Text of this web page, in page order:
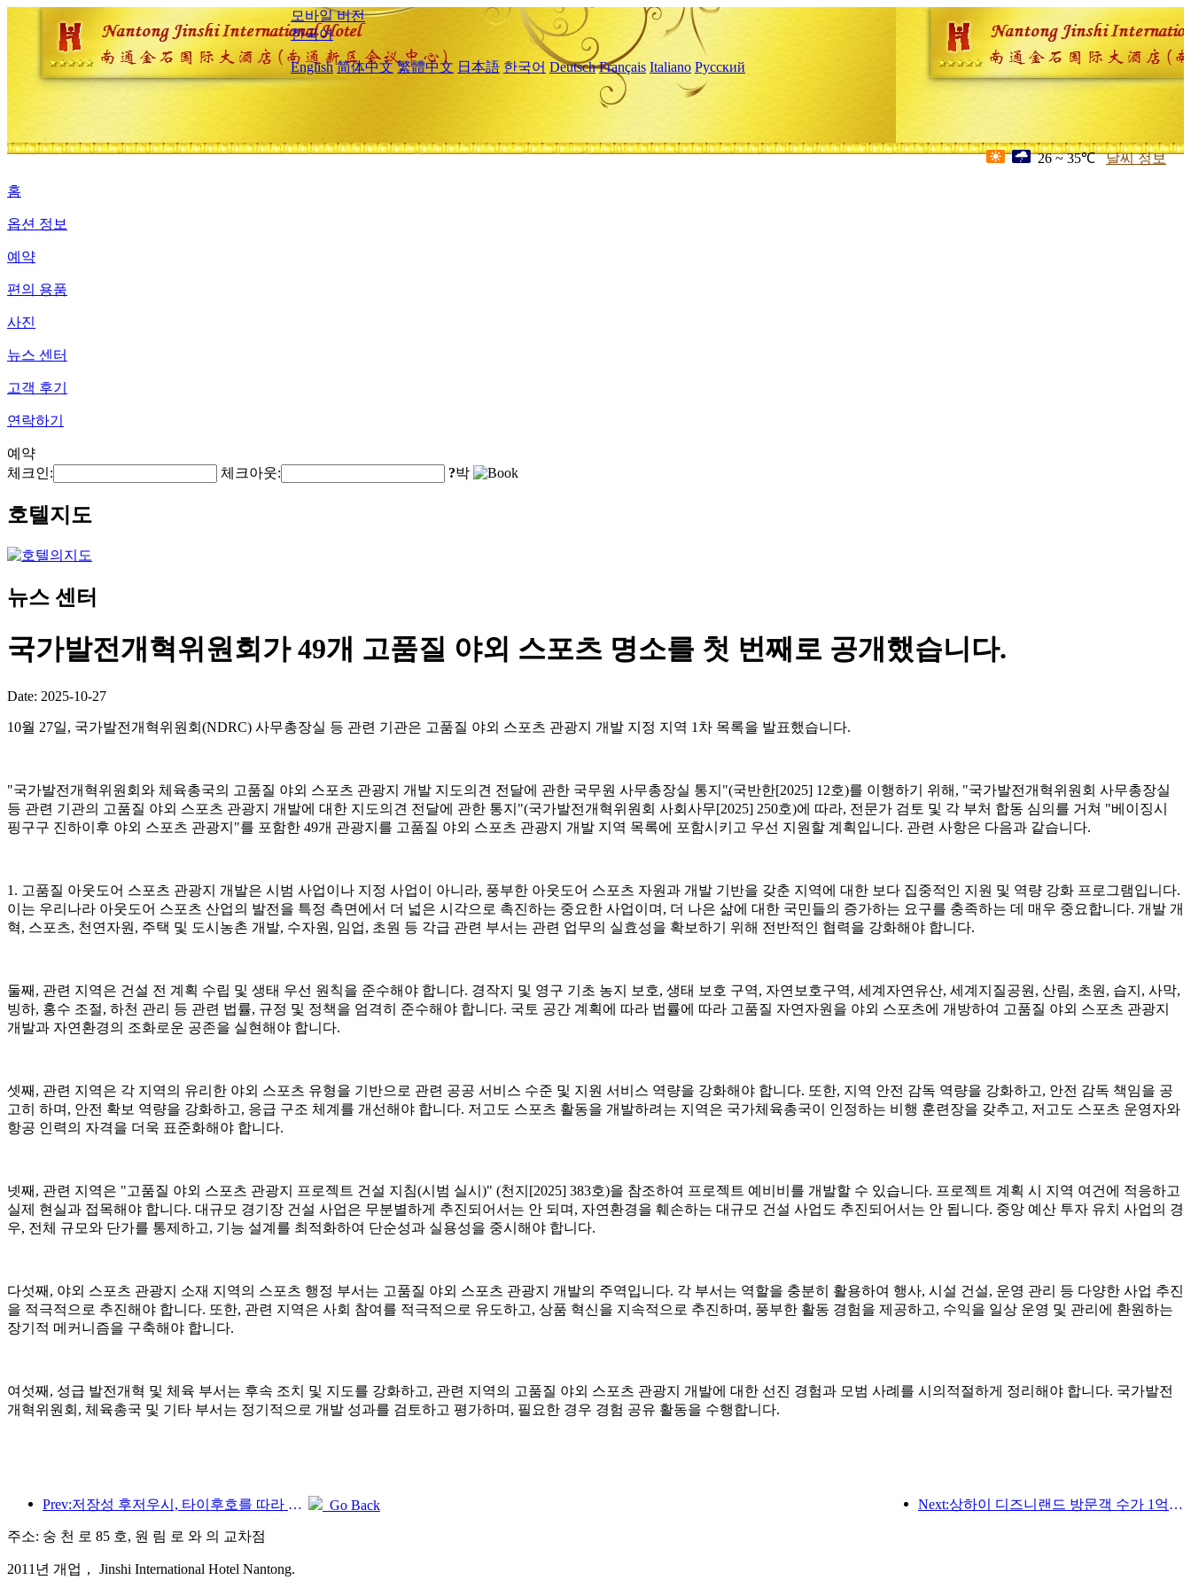
모바일 버전
한국어
English 简体中文 繁體中文 日本語 한국어 Deutsch Français Italiano Русский
26 ~ 35℃ 날씨 정보
홈
옵션 정보
예약
편의 용품
사진
뉴스 센터
고객 후기
연락하기
예약
체크인:
체크아웃: ?박
호텔지도
뉴스 센터
국가발전개혁위원회가 49개 고품질 야외 스포츠 명소를 첫 번째로 공개했습니다.
Date: 2025-10-27
10월 27일, 국가발전개혁위원회(NDRC) 사무총장실 등 관련 기관은 고품질 야외 스포츠 관광지 개발 지정 지역 1차 목록을 발표했습니다.
"국가발전개혁위원회와 체육총국의 고품질 야외 스포츠 관광지 개발 지도의견 전달에 관한 국무원 사무총장실 통지"(국반한[2025] 12호)를 이행하기 위해, "국가발전개혁위원회 사무총장실
등 관련 기관의 고품질 야외 스포츠 관광지 개발에 대한 지도의견 전달에 관한 통지"(국가발전개혁위원회 사회사무[2025] 250호)에 따라, 전문가 검토 및 각 부처 합동 심의를 거쳐 "베이징시
핑구구 진하이후 야외 스포츠 관광지"를 포함한 49개 관광지를 고품질 야외 스포츠 관광지 개발 지역 목록에 포함시키고 우선 지원할 계획입니다. 관련 사항은 다음과 같습니다.
1. 고품질 아웃도어 스포츠 관광지 개발은 시범 사업이나 지정 사업이 아니라, 풍부한 아웃도어 스포츠 자원과 개발 기반을 갖춘 지역에 대한 보다 집중적인 지원 및 역량 강화 프로그램입니다.
이는 우리나라 아웃도어 스포츠 산업의 발전을 특정 측면에서 더 넓은 시각으로 촉진하는 중요한 사업이며, 더 나은 삶에 대한 국민들의 증가하는 요구를 충족하는 데 매우 중요합니다. 개발 개
혁, 스포츠, 천연자원, 주택 및 도시농촌 개발, 수자원, 임업, 초원 등 각급 관련 부서는 관련 업무의 실효성을 확보하기 위해 전반적인 협력을 강화해야 합니다.
둘째, 관련 지역은 건설 전 계획 수립 및 생태 우선 원칙을 준수해야 합니다. 경작지 및 영구 기초 농지 보호, 생태 보호 구역, 자연보호구역, 세계자연유산, 세계지질공원, 산림, 초원, 습지, 사막,
빙하, 홍수 조절, 하천 관리 등 관련 법률, 규정 및 정책을 엄격히 준수해야 합니다. 국토 공간 계획에 따라 법률에 따라 고품질 자연자원을 야외 스포츠에 개방하여 고품질 야외 스포츠 관광지
개발과 자연환경의 조화로운 공존을 실현해야 합니다.
셋째, 관련 지역은 각 지역의 유리한 야외 스포츠 유형을 기반으로 관련 공공 서비스 수준 및 지원 서비스 역량을 강화해야 합니다. 또한, 지역 안전 감독 역량을 강화하고, 안전 감독 책임을 공
고히 하며, 안전 확보 역량을 강화하고, 응급 구조 체계를 개선해야 합니다. 저고도 스포츠 활동을 개발하려는 지역은 국가체육총국이 인정하는 비행 훈련장을 갖추고, 저고도 스포츠 운영자와
항공 인력의 자격을 더욱 표준화해야 합니다.
넷째, 관련 지역은 "고품질 야외 스포츠 관광지 프로젝트 건설 지침(시범 실시)" (천지[2025] 383호)을 참조하여 프로젝트 예비비를 개발할 수 있습니다. 프로젝트 계획 시 지역 여건에 적응하고
실제 현실과 접목해야 합니다. 대규모 경기장 건설 사업은 무분별하게 추진되어서는 안 되며, 자연환경을 훼손하는 대규모 건설 사업도 추진되어서는 안 됩니다. 중앙 예산 투자 유치 사업의 경
우, 전체 규모와 단가를 통제하고, 기능 설계를 최적화하여 단순성과 실용성을 중시해야 합니다.
다섯째, 야외 스포츠 관광지 소재 지역의 스포츠 행정 부서는 고품질 야외 스포츠 관광지 개발의 주역입니다. 각 부서는 역할을 충분히 활용하여 행사, 시설 건설, 운영 관리 등 다양한 사업 추진
을 적극적으로 추진해야 합니다. 또한, 관련 지역은 사회 참여를 적극적으로 유도하고, 상품 혁신을 지속적으로 추진하며, 풍부한 활동 경험을 제공하고, 수익을 일상 운영 및 관리에 환원하는
장기적 메커니즘을 구축해야 합니다.
여섯째, 성급 발전개혁 및 체육 부서는 후속 조치 및 지도를 강화하고, 관련 지역의 고품질 야외 스포츠 관광지 개발에 대한 선진 경험과 모범 사례를 시의적절하게 정리해야 합니다. 국가발전
개혁위원회, 체육총국 및 기타 부서는 정기적으로 개발 성과를 검토하고 평가하며, 필요한 경우 경험 공유 활동을 수행합니다.
Prev:저장성 후저우시, 타이후호를 따라 있는 고대 마을이 약 10억 위안을 투자해 개조 및 업그레이드를 시작했습니다. Next:상하이 디즈니랜드 방문객 수가 1억 명을 돌파하면서, 4번째 테마호텔이 확장됩니다.
Go Back
주소: 숭 천 로 85 호, 원 림 로 와 의 교차점
2011년 개업， Jinshi International Hotel Nantong.